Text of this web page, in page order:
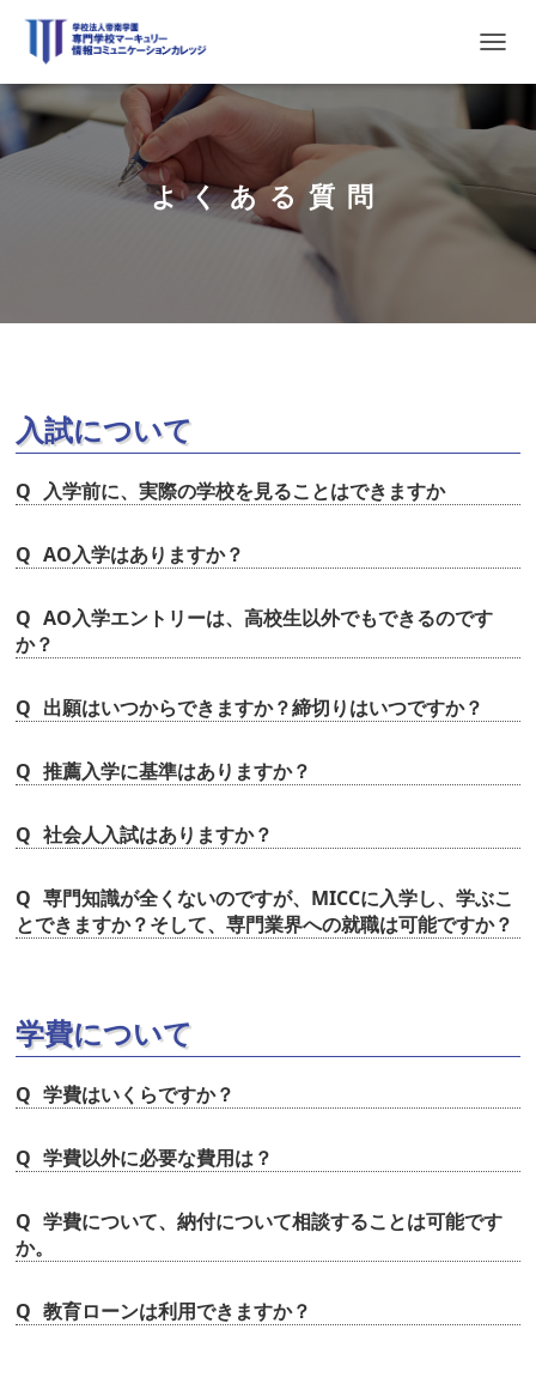
ビ
ー
を
切
よくある質問
入試について
入学前に、実際の学校を見ることはできますか
AO入学はありますか？
AO入学エントリーは、高校生以外でもできるのです
か？
出願はいつからできますか？締切りはいつですか？
推薦入学に基準はありますか？
社会人入試はありますか？
専門知識が全くないのですが、MICCに入学し、学ぶこ
とできますか？そして、専門業界への就職は可能ですか？
学費について
学費はいくらですか？
学費以外に必要な費用は？
学費について、納付について相談することは可能です
か。
教育ローンは利用できますか？